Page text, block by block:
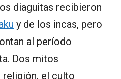
diaguitas recibieron
y de los incas, pero
al período
Dos mitos
religión, el culto